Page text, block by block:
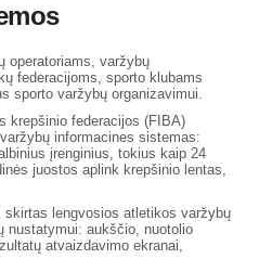
operatoriams, varžybų
federacijoms, sporto klubams
sporto varžybų organizavimui.
krepšinio federacijos (FIBA)
informacines sistemas:
įrenginius, tokius kaip 24
juostos aplink krepšinio lentas,
lengvosios atletikos varžybų
nustatymui: aukščio, nuotolio
atvaizdavimo ekranai,